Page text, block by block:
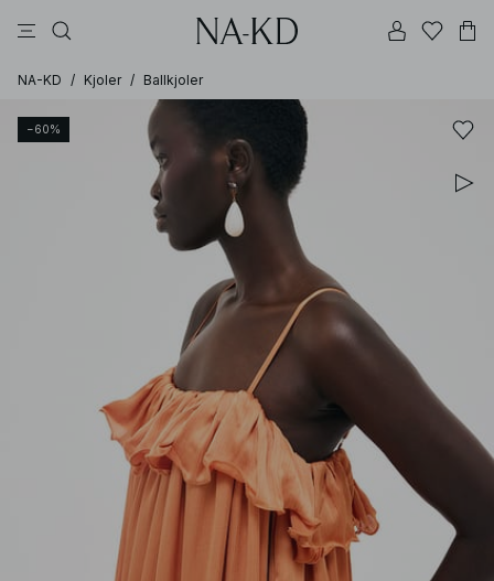
NA-KD / Kjoler / Ballkjoler
−60%